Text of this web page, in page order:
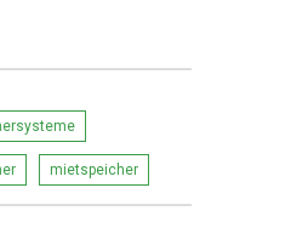
mietspeicher